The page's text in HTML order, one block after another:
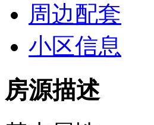
周边配套
小区信息
房源描述